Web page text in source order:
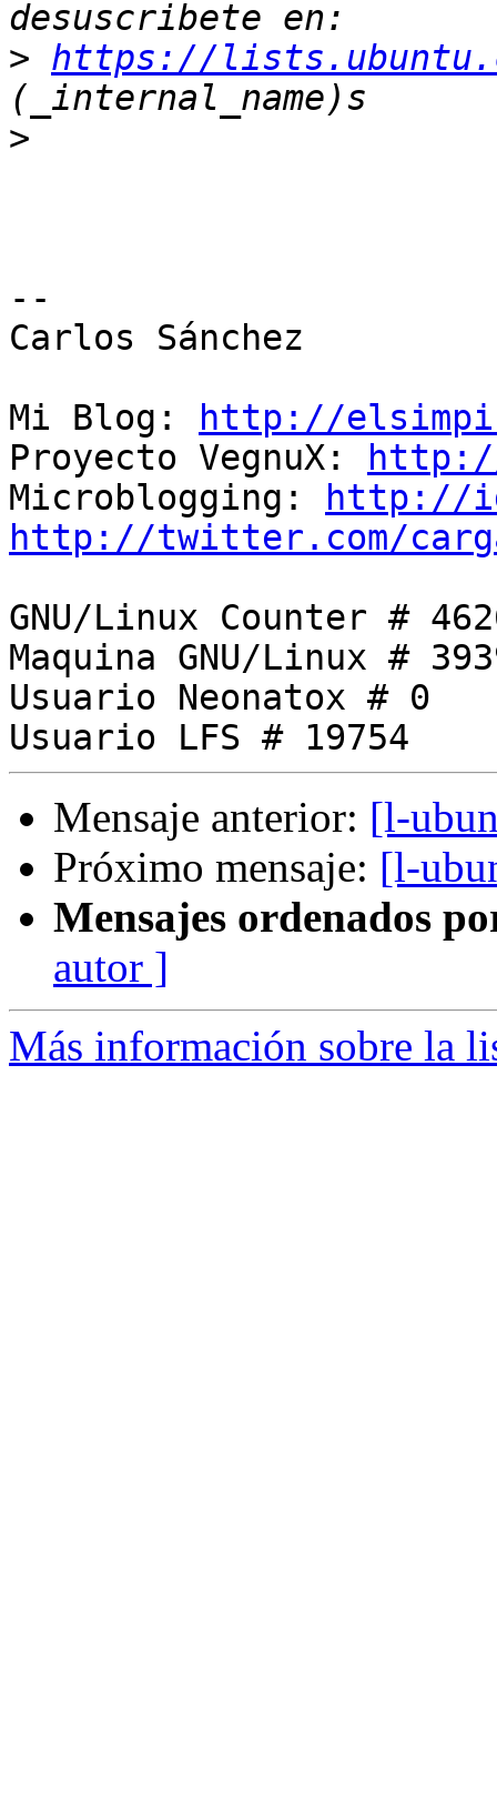
> https://
>
--
Carlos Sánchez
Mi Blog:
http://
Proyecto VegnuX:
http://
Microblogging:
http://
http://twitter.com/
GNU/Linux Counter #
Maquina GNU/Linux #
Usuario Neonatox # 0
Mensaje anterior: [l-
Próximo mensaje: [l-
Mensajes ordenados
autor ]
Más información sobre la